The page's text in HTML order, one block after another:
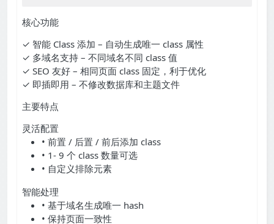
核心功能
✓ 智能 Class 添加 – 自动生成唯一 class 属性
✓ 多域名支持 – 不同域名不同 class 值
✓ SEO 友好 – 相同页面 class 固定，利于优化
✓ 即插即用 – 不修改数据库和主题文件
主要特点
灵活配置
• 前置 / 后置 / 前后添加 class
• 1- 9 个 class 数量可选
• 自定义排除元素
智能处理
• 基于域名生成唯一 hash
• 保持页面一致性